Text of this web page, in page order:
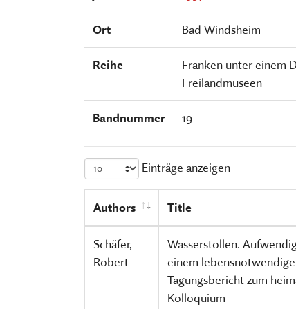
FÜHRUNGEN UND MEHR
ESSEN, TRINKEN & EINKAUFEN
PUBLIKATIONEN, BÜCHER &
STORCHENNEST
PR & ÖFFENTLICHKEITSARBEIT
Ort Bad Windsheim
Reihe
Franken unter einem
Freilandmuseen
Bandnummer 19
Einträge anzeigen
Authors Title
Schäfer,
Robert
Wasserstollen.
einem
Tagungsbericht zum
Kolloquium